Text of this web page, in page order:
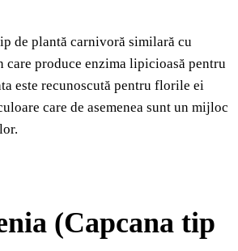
de plantă carnivoră similară cu
care produce enzima lipicioasă pentru
este recunoscută pentru florile ei
care de asemenea sunt un mijloc
(Capcana tip